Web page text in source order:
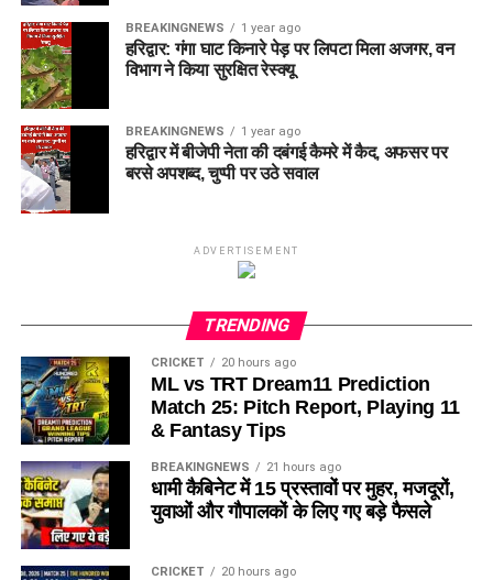
BREAKINGNEWS 1 year ago
हरिद्वार: गंगा घाट किनारे पेड़ पर लिपटा मिला अजगर, वन
विभाग ने किया सुरक्षित रेस्क्यू
BREAKINGNEWS 1 year ago
हरिद्वार में बीजेपी नेता की दबंगई कैमरे में कैद, अफसर पर
बरसे अपशब्द, चुप्पी पर उठे सवाल
ADVERTISEMENT
TRENDING
CRICKET 20 hours ago
ML vs TRT Dream11 Prediction
Match 25: Pitch Report, Playing 11
& Fantasy Tips
BREAKINGNEWS 21 hours ago
धामी कैबिनेट में 15 प्रस्तावों पर मुहर, मजदूरों,
युवाओं और गौपालकों के लिए गए बड़े फैसले
CRICKET 20 hours ago